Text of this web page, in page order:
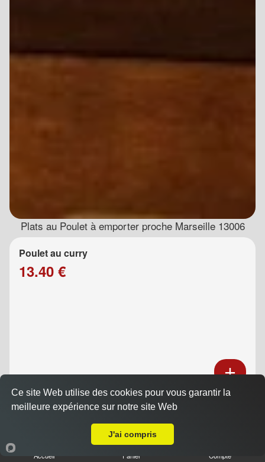
Plats au Poulet à emporter proche Marseille 13006
Poulet au curry
13.40 €
Poulet au caramel
Accueil Panier Compte
Ce site Web utilise des cookies pour vous garantir la
meilleure expérience sur notre site Web
J'ai compris